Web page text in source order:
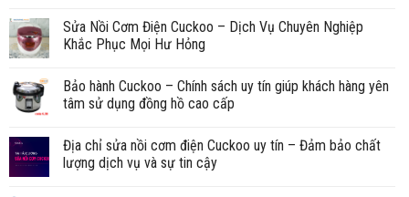
Sửa Nồi Cơm Điện Cuckoo – Dịch Vụ Chuyên Nghiệp
Khắc Phục Mọi Hư Hỏng
Bảo hành Cuckoo – Chính sách uy tín giúp khách hàng yên
tâm sử dụng đồng hồ cao cấp
Địa chỉ sửa nồi cơm điện Cuckoo uy tín – Đảm bảo chất
lượng dịch vụ và sự tin cậy